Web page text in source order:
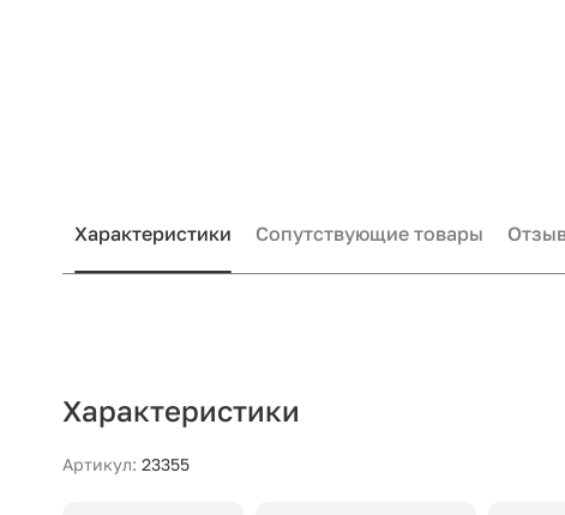
Характеристики Сопутствующие товары
Характеристики
Артикул: 23355